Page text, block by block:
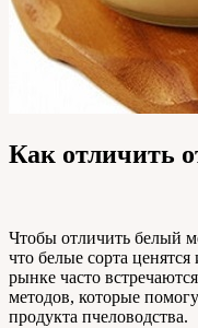
Как отличить
Чтобы отличить белый
что белые сорта
рынке часто
методов, которые
продукта пчеловодства.